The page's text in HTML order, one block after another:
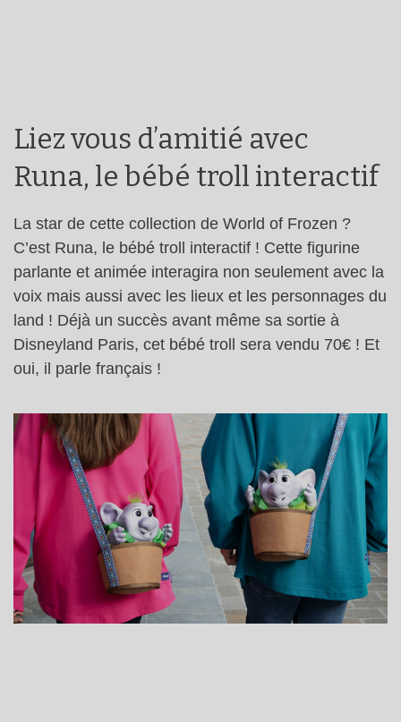
Liez vous d’amitié avec
Runa, le bébé troll interactif
La star de cette collection de World of Frozen ?
C’est Runa, le bébé troll interactif ! Cette figurine
parlante et animée interagira non seulement avec la
voix mais aussi avec les lieux et les personnages du
land ! Déjà un succès avant même sa sortie à
Disneyland Paris, cet bébé troll sera vendu 70€ ! Et
oui, il parle français !